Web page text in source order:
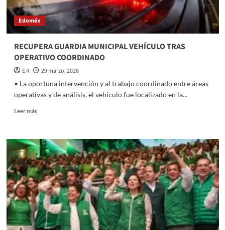
Edoméx
RECUPERA GUARDIA MUNICIPAL VEHÍCULO TRAS
OPERATIVO COORDINADO
E R
29 marzo, 2026
• La oportuna intervención y al trabajo coordinado entre áreas
operativas y de análisis, el vehículo fue localizado en la...
Leer másRead
RECUPERA
GUARDIA
MUNICIPAL
VEHÍCULO
TRAS
OPERATIVO
COORDINADO